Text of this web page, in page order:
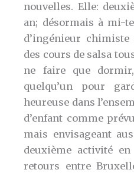
nouvelles. Elle:
an; désormais à mi-
d’ingénieur
des cours de salsa
ne faire que
quelqu’un pour
heureuse dans
d’enfant comme
mais envisageant
deuxième activité
retours entre